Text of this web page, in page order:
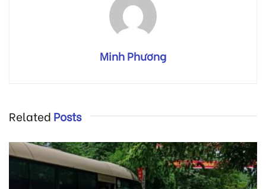
Minh Phương
Related Posts